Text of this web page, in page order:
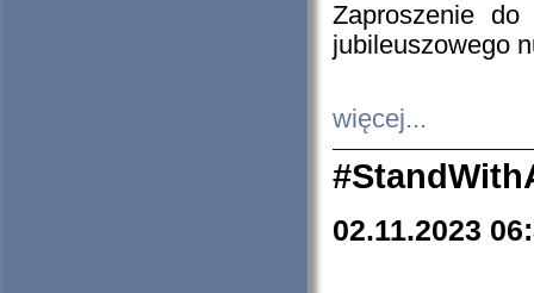
Zaproszenie do
jubileuszowego
więcej...
02.11.2023